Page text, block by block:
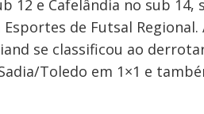
12 e Cafelândia no sub
de Futsal
se classificou ao
Toledo em 1×1 e